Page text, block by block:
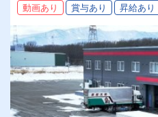
動画あり 賞与あり 昇給あり